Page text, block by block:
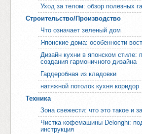
Уход за телом: обзор полезных
Строительство/Производство
Что означает зеленый дом
Японские дома: особенности
Дизайн кухни в японском стиле:
создания гармоничного дизайна
Гардеробная из кладовки
натяжной потолок кухня коридор
Техника
Зона свежести: что это такое и
Чистка кофемашины Delonghi:
инструкция